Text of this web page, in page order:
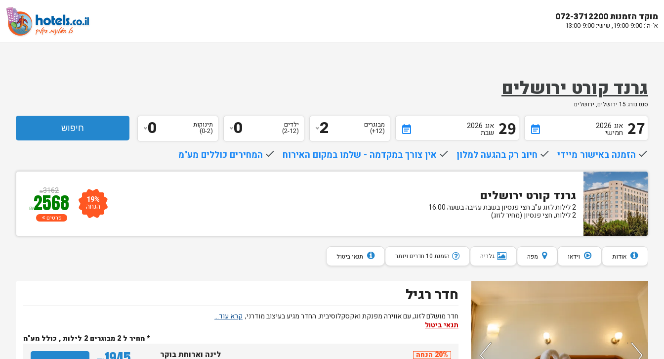
מוקד הזמנות 072-3712200
א'-ה': 19:00-9:00, שישי: 13:00-9:00
גרנד קורט ירושלים
סנט גורג 15 ירושלים, ירושלים
event_note 27 אוג 2026
חמישי event_note 29 אוג 2026
שבת
מבוגרים
(12+)
2 ילדים
(2-12)
0 תינוקות
(0-2)
0
done הזמנה באישור מיידי done חיוב רק בהגעה למלון done אין צורך במקדמה - שלמו במקום האירוח done המחירים כוללים מע"מ
גרנד קורט ירושלים
2 לילות לזוג ע"ב חצי פנסיון בשבת עזיבה בשעה 16:00
2 לילות, חצי פנסיון (מחיר לזוג)
₪3162
₪2568 19%
הנחה
פרטים
אודות וידאו מפה גלריה הזמנת 10 חדרים ויותר תנאי ביטול
חדר רגיל
חדר מושלם לזוג, עם אווירה מפנקת ואקסקלוסיבית. החדר מגיע בעיצוב מודרני,
תנאי ביטול
* מחיר ל 2 מבוגרים 2 לילות , כולל מע"מ
20% הנחה
לינה וארוחת בוקר